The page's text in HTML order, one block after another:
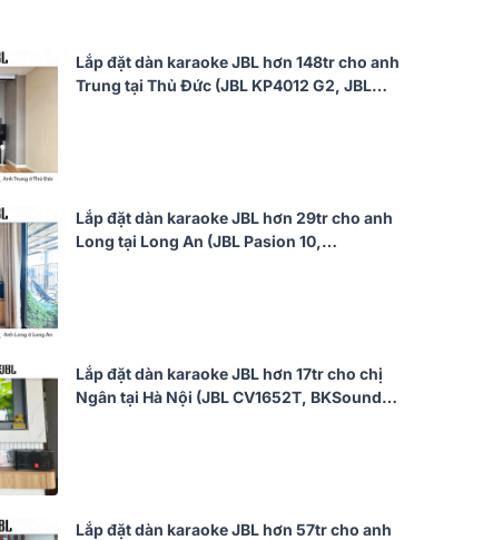
Lắp đặt dàn karaoke JBL hơn 148tr cho anh
Trung tại Thủ Đức (JBL KP4012 G2, JBL
Lắp đặt dàn karaoke JBL hơn 29tr cho anh
Long tại Long An (JBL Pasion 10,
Lắp đặt dàn karaoke JBL hơn 17tr cho chị
Ngân tại Hà Nội (JBL CV1652T, BKSound
Lắp đặt dàn karaoke JBL hơn 57tr cho anh